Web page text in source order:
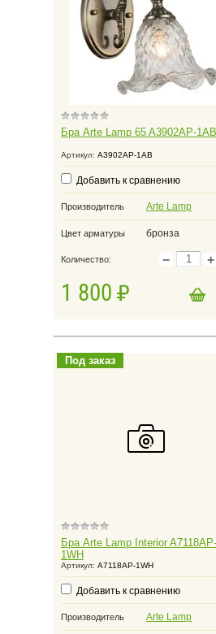
Бра Arte Lamp 65 A3902AP-1AB
Артикул: A3902AP-1AB
Добавить к сравнению
Производитель Arte Lamp
Цвет арматуры бронза
Количество: − +
1 800
Добавить в корзину
Под заказ
Бра Arte Lamp Interior A7118AP-
1WH
Артикул: A7118AP-1WH
Добавить к сравнению
Производитель Arte Lamp